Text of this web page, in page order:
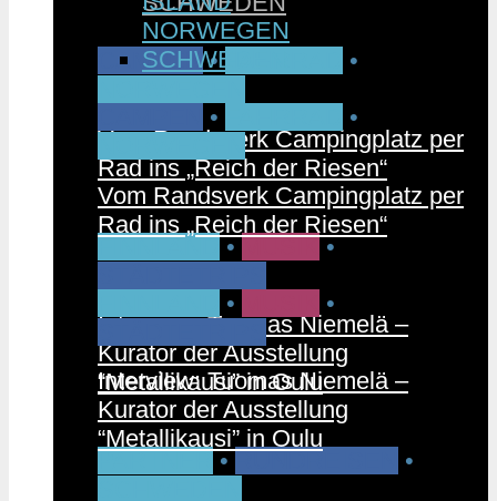
CAMPEN •
•
Vom Randsverk Campingplatz per
Rad ins „Reich der Riesen“
FINNLAND • MUSIK •
Interview: Tuomas Niemelä –
Kurator der Ausstellung
“Metallikausi” in Oulu
PARTNER • RUNDREISEN
•
NORWEGEN
SCHWEDEN
•
•
Vom Randsverk Campingplatz per
Rad ins „Reich der Riesen“
•
•
Interview: Tuomas Niemelä –
Kurator der Ausstellung
“Metallikausi” in Oulu